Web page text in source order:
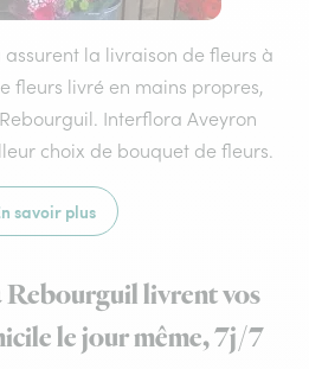
la livraison de fleurs à
fleurs livré en mains propres,
Interflora Aveyron
choix de bouquet de fleurs.
savoir plus
Rebourguil livrent vos
le jour même, 7j/7